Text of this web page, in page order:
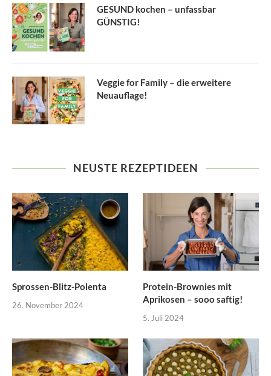
GESUND kochen – unfassbar
GÜNSTIG!
Veggie for Family – die erweitere
Neuauflage!
NEUSTE REZEPTIDEEN
Sprossen-Blitz-Polenta
26. November 2024
Protein-Brownies mit
Aprikosen – sooo saftig!
5. Juli 2024